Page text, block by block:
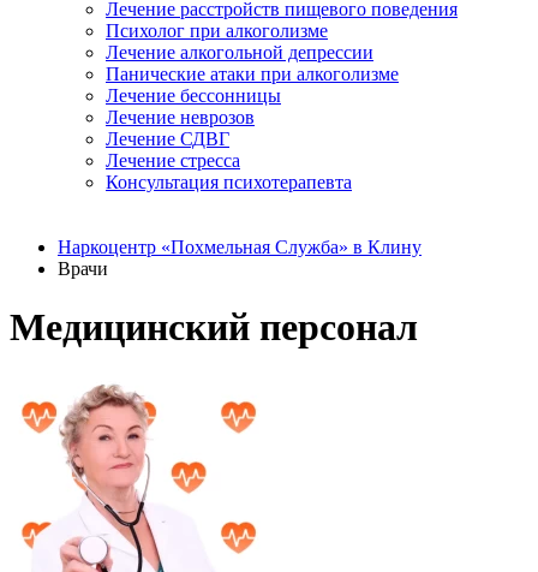
Лечение расстройств пищевого поведения
Психолог при алкоголизме
Лечение алкогольной депрессии
Панические атаки при алкоголизме
Лечение бессонницы
Лечение неврозов
Лечение СДВГ
Лечение стресса
Консультация психотерапевта
Наркоцентр «Похмельная Служба» в Клину
Врачи
Медицинский персонал